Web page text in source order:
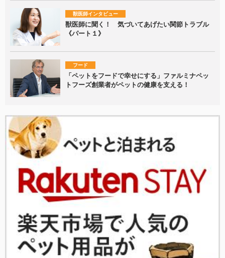
獣医師インタビュー
獣医師に聞く！ 気づいてあげたい関節トラブル
《パート１》
フード
「ペットをフードで幸せにする」ファルミナペッ
トフーズ創業者がペットの健康を支える！